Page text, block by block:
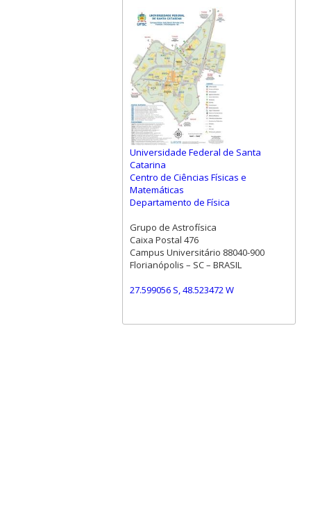
Universidade Federal de Santa
Catarina
Centro de Ciências Físicas e
Matemáticas
Departamento de Física
Grupo de Astrofísica
Caixa Postal 476
Campus Universitário 88040-900
Florianópolis – SC – BRASIL
27.599056 S, 48.523472 W